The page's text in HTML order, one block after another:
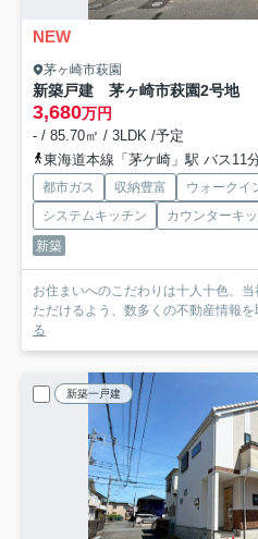
NEW
茅ヶ崎市萩園
新築戸建 茅ヶ崎市萩園2号地
3,680万円
- / 85.70㎡ / 3LDK /予定
東海道本線「茅ケ崎」駅 バス11
都市ガス 収納豊富
ウォークイ
システムキッチン
カウンターキ
新築
お住まいへのこだわりは十人十色、
ただけるよう、数多くの不動産情報
る
新築一戸建